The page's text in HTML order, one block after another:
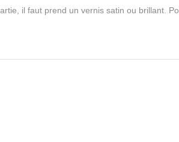
il faut prend un vernis satin ou brillant.